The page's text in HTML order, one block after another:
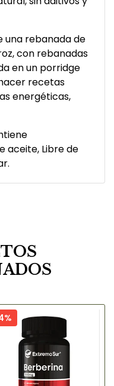
una rebanada de
con rebanadas
en un porridge
recetas
energéticas,
aceite, Libre de